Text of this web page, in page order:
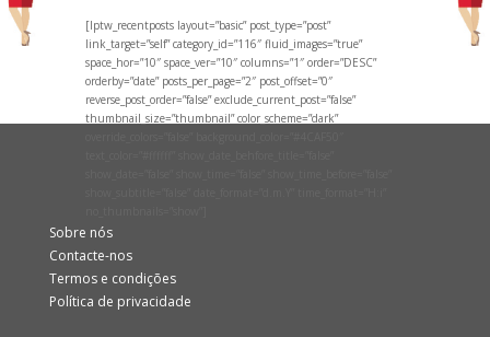
[lptw_recentposts layout=”basic” post_type=”post”
link_target=”self” category_id=”116″ fluid_images=”true”
space_hor=”10″ space_ver=”10″ columns=”1″ order=”DESC”
orderby=”date” posts_per_page=”2″ post_offset=”0″
reverse_post_order=”false” exclude_current_post=”false”
thumbnail_size=”thumbnail” color_scheme=”dark”
Sobre nós
Contacte-nos
Termos e condições
Política de privacidade